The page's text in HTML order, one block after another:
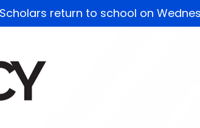
Scholars return to school on